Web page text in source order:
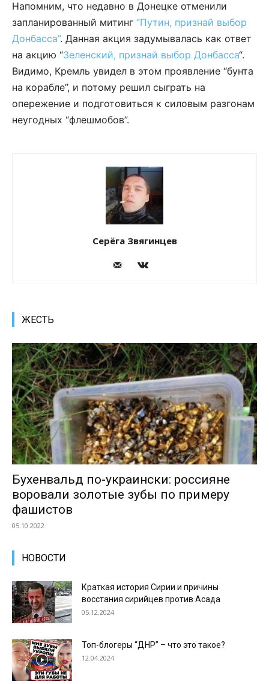
Напомним, что недавно в Донецке отменили
запланированный митинг “Путин, признай выбор
Донбасса”. Данная акция задумывалась как ответ
на акцию “Зеленский, признай выбор Донбасса“.
Видимо, Кремль увидел в этом проявление “бунта
на корабле”, и потому решил сыграть на
опережение и подготовиться к силовым разгонам
неугодных “флешмобов”.
Серёга Звягинцев
ЖЕСТЬ
Бухенвальд по-украински: россияне
воровали золотые зубы по примеру
фашистов
05.10.2022
НОВОСТИ
Краткая история Сирии и причины
восстания сирийцев против Асада
05.12.2024
Топ-блогеры “ДНР” – что это такое?
12.04.2024